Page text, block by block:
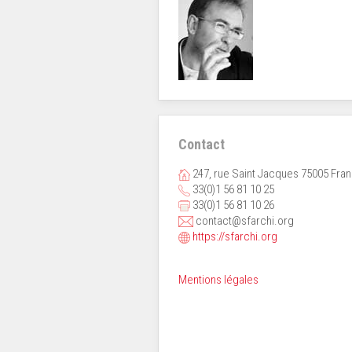
Contact
247, rue Saint Jacques 75005
33(0)1 56 81 10 25
33(0)1 56 81 10 26
contact@sfarchi.org
https://sfarchi.org
Mentions légales